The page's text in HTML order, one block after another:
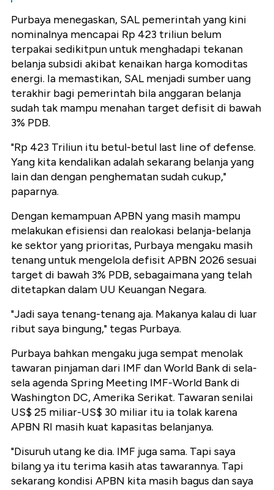
Purbaya menegaskan, SAL pemerintah yang kini
nominalnya mencapai Rp 423 triliun belum
terpakai sedikitpun untuk menghadapi tekanan
belanja subsidi akibat kenaikan harga komoditas
energi. Ia memastikan, SAL menjadi sumber uang
terakhir bagi pemerintah bila anggaran belanja
sudah tak mampu menahan target defisit di bawah
3% PDB.
"Rp 423 Triliun itu betul-betul last line of defense.
Yang kita kendalikan adalah sekarang belanja yang
lain dan dengan penghematan sudah cukup,"
paparnya.
Dengan kemampuan APBN yang masih mampu
melakukan efisiensi dan realokasi belanja-belanja
ke sektor yang prioritas, Purbaya mengaku masih
tenang untuk mengelola defisit APBN 2026 sesuai
target di bawah 3% PDB, sebagaimana yang telah
ditetapkan dalam UU Keuangan Negara.
"Jadi saya tenang-tenang aja. Makanya kalau di luar
ribut saya bingung," tegas Purbaya.
Purbaya bahkan mengaku juga sempat menolak
tawaran pinjaman dari IMF dan World Bank di sela-
sela agenda Spring Meeting IMF-World Bank di
Washington DC, Amerika Serikat. Tawaran senilai
US$ 25 miliar-US$ 30 miliar itu ia tolak karena
APBN RI masih kuat kapasitas belanjanya.
"Disuruh utang ke dia. IMF juga sama. Tapi saya
bilang ya itu terima kasih atas tawarannya. Tapi
sekarang kondisi APBN kita masih bagus dan saya